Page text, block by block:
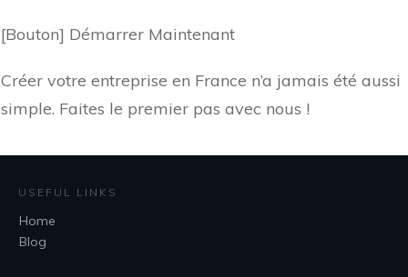
[Bouton] Démarrer Maintenant
Créer votre entreprise en France n’a jamais été aussi
simple. Faites le premier pas avec nous !
USEFUL LINKS
Home
Blog